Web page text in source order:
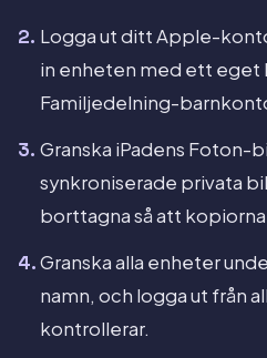
Logga ut ditt Apple-
in enheten med ett eget
Familjedelning-
Granska iPadens
synkroniserade privata
borttagna så att
Granska alla enheter
namn, och logga ut från
kontrollerar.